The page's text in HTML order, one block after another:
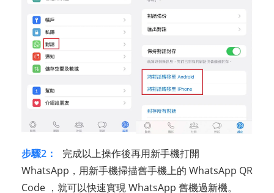
步驟2：
完成以上操作後再用新手機打開
WhatsApp，用新手機掃描舊手機上的 WhatsApp QR
Code ，就可以快速實現 WhatsApp 舊機過新機。